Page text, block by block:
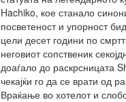
Hachiko, кое станало
посветеност и упорност
цели десет години по
неговиот сопственик
доаѓало до раскрсницата
чекајќи го да се врати од
Враќање во хотелот и